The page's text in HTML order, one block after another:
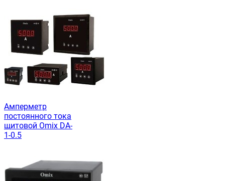
Амперметр
постоянного тока
щитовой Omix DA-
1-0.5